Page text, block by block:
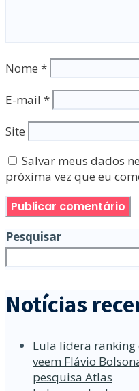
Nome *
E-mail *
Site
Salvar meus dados
próxima vez que eu
Pesquisar
Notícias
Lula lidera ranking
veem Flávio
pesquisa Atlas